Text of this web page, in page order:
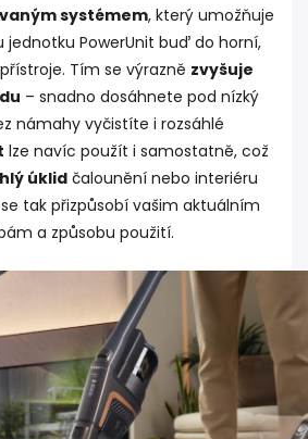
systémem, který umožňuje
PowerUnit buď do horní,
Tím se výrazně zvyšuje
– snadno dosáhnete pod nízký
námahy vyčistíte i rozsáhlé
lze navíc použít i samostatně, což
úklid čalounění nebo interiéru
tak přizpůsobí vašim aktuálním
a způsobu použití.